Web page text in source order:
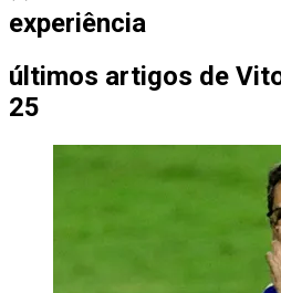
experiência
últimos artigos de
25